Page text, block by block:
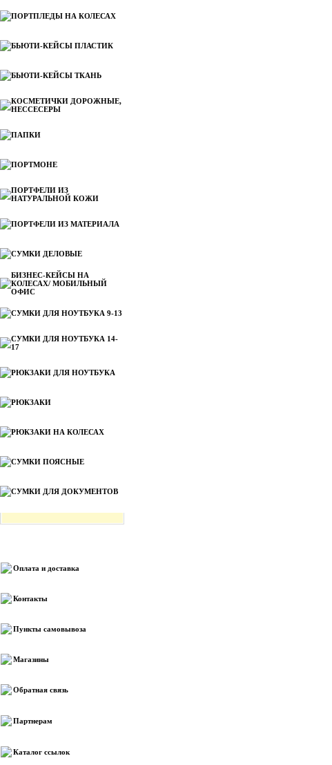
ПОРТПЛЕДЫ НА КОЛЕСАХ
БЬЮТИ-КЕЙСЫ ПЛАСТИК
БЬЮТИ-КЕЙСЫ ТКАНЬ
КОСМЕТИЧКИ ДОРОЖНЫЕ,
НЕССЕСЕРЫ
ПАПКИ
ПОРТМОНЕ
ПОРТФЕЛИ ИЗ
НАТУРАЛЬНОЙ КОЖИ
ПОРТФЕЛИ ИЗ МАТЕРИАЛА
СУМКИ ДЕЛОВЫЕ
БИЗНЕС-КЕЙСЫ НА
КОЛЕСАХ/ МОБИЛЬНЫЙ
ОФИС
СУМКИ ДЛЯ НОУТБУКА 9-13
СУМКИ ДЛЯ НОУТБУКА 14-
17
РЮКЗАКИ ДЛЯ НОУТБУКА
РЮКЗАКИ
РЮКЗАКИ НА КОЛЕСАХ
СУМКИ ПОЯСНЫЕ
СУМКИ ДЛЯ ДОКУМЕНТОВ
Оплата и доставка
Контакты
Пункты самовывоза
Магазины
Обратная связь
Партнерам
Каталог ссылок